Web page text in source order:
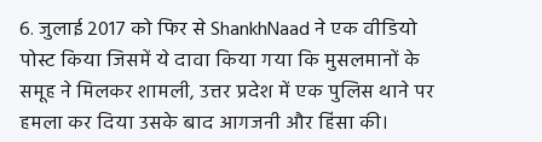
6. जुलाई 2017 को फिर से ShankhNaad ने एक वीडियो
पोस्ट किया जिसमें ये दावा किया गया कि मुसलमानों के
समूह ने मिलकर शामली, उत्तर प्रदेश में एक पुलिस थाने पर
हमला कर दिया उसके बाद आगजनी और हिंसा की।